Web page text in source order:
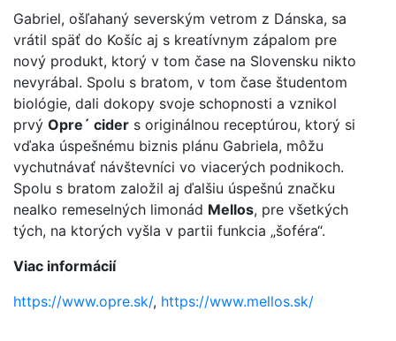
Gabriel, ošľahaný severským vetrom z Dánska, sa
vrátil späť do Košíc aj s kreatívnym zápalom pre
nový produkt, ktorý v tom čase na Slovensku nikto
nevyrábal. Spolu s bratom, v tom čase študentom
biológie, dali dokopy svoje schopnosti a vznikol
prvý Opre´ cider s originálnou receptúrou, ktorý si
vďaka úspešnému biznis plánu Gabriela, môžu
vychutnávať návštevníci vo viacerých podnikoch.
Spolu s bratom založil aj ďalšiu úspešnú značku
nealko remeselných limonád Mellos, pre všetkých
tých, na ktorých vyšla v partii funkcia „šoféra“.
Viac informácií
https://www.opre.sk/, https://www.mellos.sk/